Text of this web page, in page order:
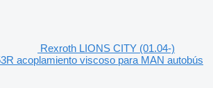
Rexroth LIONS CITY (01.04-)
acoplamiento viscoso para MAN autobús